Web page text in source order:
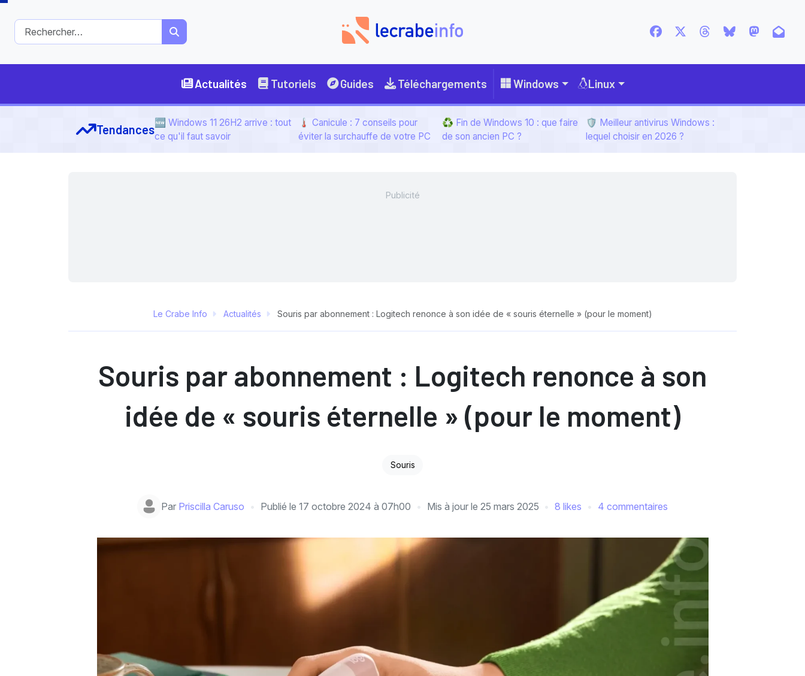
Actualités Tutoriels Guides Téléchargements Windows Linux
Tendances🆕 Windows 11 26H2 arrive : tout
ce qu'il faut savoir
🌡️ Canicule : 7 conseils pour
éviter la surchauffe de votre PC
♻️ Fin de Windows 10 : que faire
de son ancien PC ?
🛡️ Meilleur antivirus Windows :
lequel choisir en 2026 ?
Le Crabe Info Actualités Souris par abonnement : Logitech renonce à son idée de « souris éternelle » (pour le moment)
Souris par abonnement : Logitech renonce à son
idée de « souris éternelle » (pour le moment)
Souris
Par Priscilla Caruso Publié le 17 octobre 2024 à 07h00 Mis à jour le 25 mars 2025 8 likes 4 commentaires